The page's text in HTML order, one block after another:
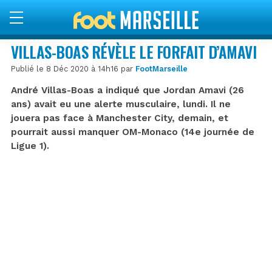
VILLAS-BOAS RÉVÈLE LE FORFAIT D’AMAVI
Publié le 8 Déc 2020 à 14h16 par FootMarseille
André Villas-Boas a indiqué que Jordan Amavi (26
ans) avait eu une alerte musculaire, lundi. Il ne
jouera pas face à Manchester City, demain, et
pourrait aussi manquer OM-Monaco (14e journée de
Ligue 1).